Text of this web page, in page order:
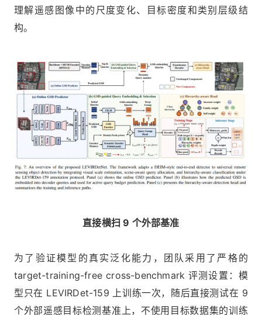
理解遥感图像中的尺度变化、目标密度和类别层级结
构。
直接横扫 9 个外部基准
为了验证模型的真实泛化能力，团队采用了严格的
target-training-free cross-benchmark 评测设置：模
型只在 LEVIRDet-159 上训练一次，随后直接测试在 9
个外部遥感目标检测基准上，不使用目标数据集的训练